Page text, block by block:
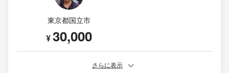
東京都国立市
¥30,000
さらに表示